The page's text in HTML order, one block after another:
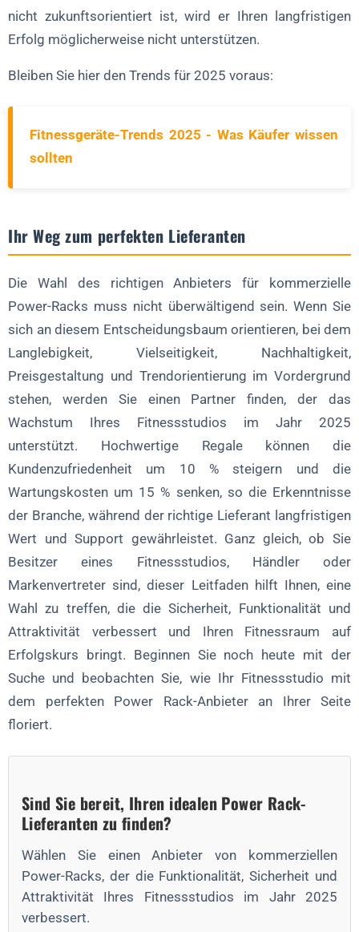
nicht zukunftsorientiert ist, wird er Ihren langfristigen
Erfolg möglicherweise nicht unterstützen.
Bleiben Sie hier den Trends für 2025 voraus:
Fitnessgeräte-Trends 2025 - Was Käufer wissen
sollten
Ihr Weg zum perfekten Lieferanten
Die Wahl des richtigen Anbieters für kommerzielle
Power-Racks muss nicht überwältigend sein. Wenn Sie
sich an diesem Entscheidungsbaum orientieren, bei dem
Langlebigkeit, Vielseitigkeit, Nachhaltigkeit,
Preisgestaltung und Trendorientierung im Vordergrund
stehen, werden Sie einen Partner finden, der das
Wachstum Ihres Fitnessstudios im Jahr 2025
unterstützt. Hochwertige Regale können die
Kundenzufriedenheit um 10 % steigern und die
Wartungskosten um 15 % senken, so die Erkenntnisse
der Branche, während der richtige Lieferant langfristigen
Wert und Support gewährleistet. Ganz gleich, ob Sie
Besitzer eines Fitnessstudios, Händler oder
Markenvertreter sind, dieser Leitfaden hilft Ihnen, eine
Wahl zu treffen, die die Sicherheit, Funktionalität und
Attraktivität verbessert und Ihren Fitnessraum auf
Erfolgskurs bringt. Beginnen Sie noch heute mit der
Suche und beobachten Sie, wie Ihr Fitnessstudio mit
dem perfekten Power Rack-Anbieter an Ihrer Seite
floriert.
Sind Sie bereit, Ihren idealen Power Rack-
Lieferanten zu finden?
Wählen Sie einen Anbieter von kommerziellen
Power-Racks, der die Funktionalität, Sicherheit und
Attraktivität Ihres Fitnessstudios im Jahr 2025
verbessert.